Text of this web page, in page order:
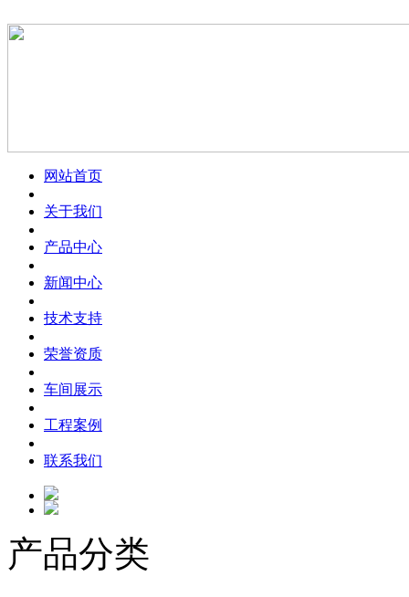
网站首页
关于我们
产品中心
新闻中心
技术支持
荣誉资质
车间展示
工程案例
联系我们
产品分类